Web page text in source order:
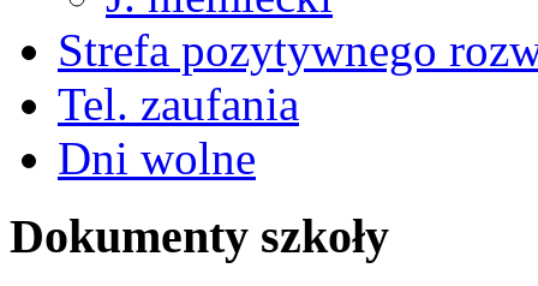
Strefa pozytywnego
Tel. zaufania
Dni wolne
Dokumenty szkoły